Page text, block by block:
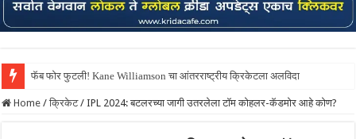
फॅब फोर फुटली! Kane Williamson चा आंतरराष्ट्रीय क्रिकेटला अलविदा
Shreyas Iyer कॅप्टन झाला! टी20 ची पुन्हा मुंबईकराच्या खांद्यावर, एशियन गेम्स…
Home / क्रिकेट / IPL 2024: बटलरच्या जागी उतरलेला टॉम कोहलर-कॅडमोर आहे कोण?